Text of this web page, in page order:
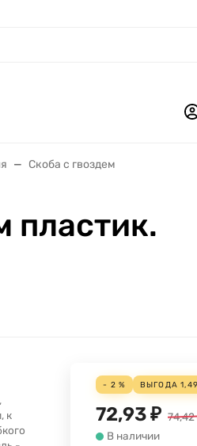
Скоба с гвоздем
пластик.
к
- 2 % ВЫГОДА1,49
72,93₽ 74,42
В наличии